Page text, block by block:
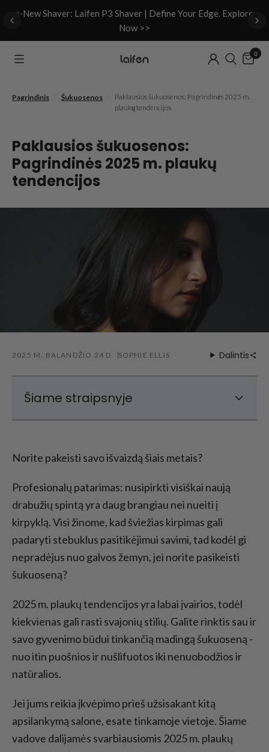
✨New Shaver: Laifen P3 Shaver | Define Your Edge. Explore
Now >>
0
Pagrindinis Šukuosenos
Paklausios šukuosenos: Pagrindinės 2025 m.
plaukų tendencijos
Paklausios šukuosenos:
Pagrindinės 2025 m. plaukų
tendencijos
2025 M. BALANDŽIO 24 D. SOPHIE ELLIS Dalintis
Šiame straipsnyje
Išvada - 2025 m. svarbiausios plaukų
Norite pakeisti savo išvaizdą šiais metais?
Profesionalų patarimas: nusipirkti visiškai naują
drabužių spintą yra daug brangiau nei nueiti į
kirpyklą. Visi žinome, kad šviežias kirpimas gali
padaryti stebuklus pasitikėjimui savimi, tad kodėl gi
nepradėjus nuo galvos žemyn, jei norite pasikeisti
šukuoseną?
2025 m. plaukų tendencijos yra labai įvairios, todėl
kiekvienas gali rasti svajonių stilių. Galite rinktis sau ir
savo gyvenimo būdui tinkančią madingą šukuoseną -
nuo itin puošnios ir nušlifuotos iki nenuobodžios ir
natūralios.
Jei jums reikia įkvėpimo prieš užsisakant kitą
apsilankymą salone, esate tinkamoje vietoje. Šiame
vadove dalijamės svarbiausiomis 2025 m. plaukų